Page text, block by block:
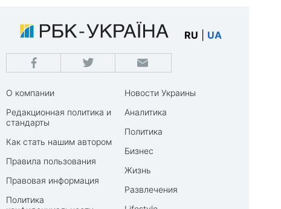
RU UA
О компании
Редакционная политика и
стандарты
Как стать нашим автором
Правила пользования
Правовая информация
Политика
Новости Украины
Аналитика
Политика
Бизнес
Жизнь
Развлечения